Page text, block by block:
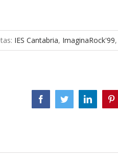
IES Cantabria, ImaginaRock'99,
FacebookTwitterLinkedIn